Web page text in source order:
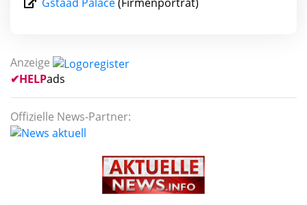
Gstaad Palace(Firmenporträt)
Anzeige
✔HELPads
Offizielle News-Partner: